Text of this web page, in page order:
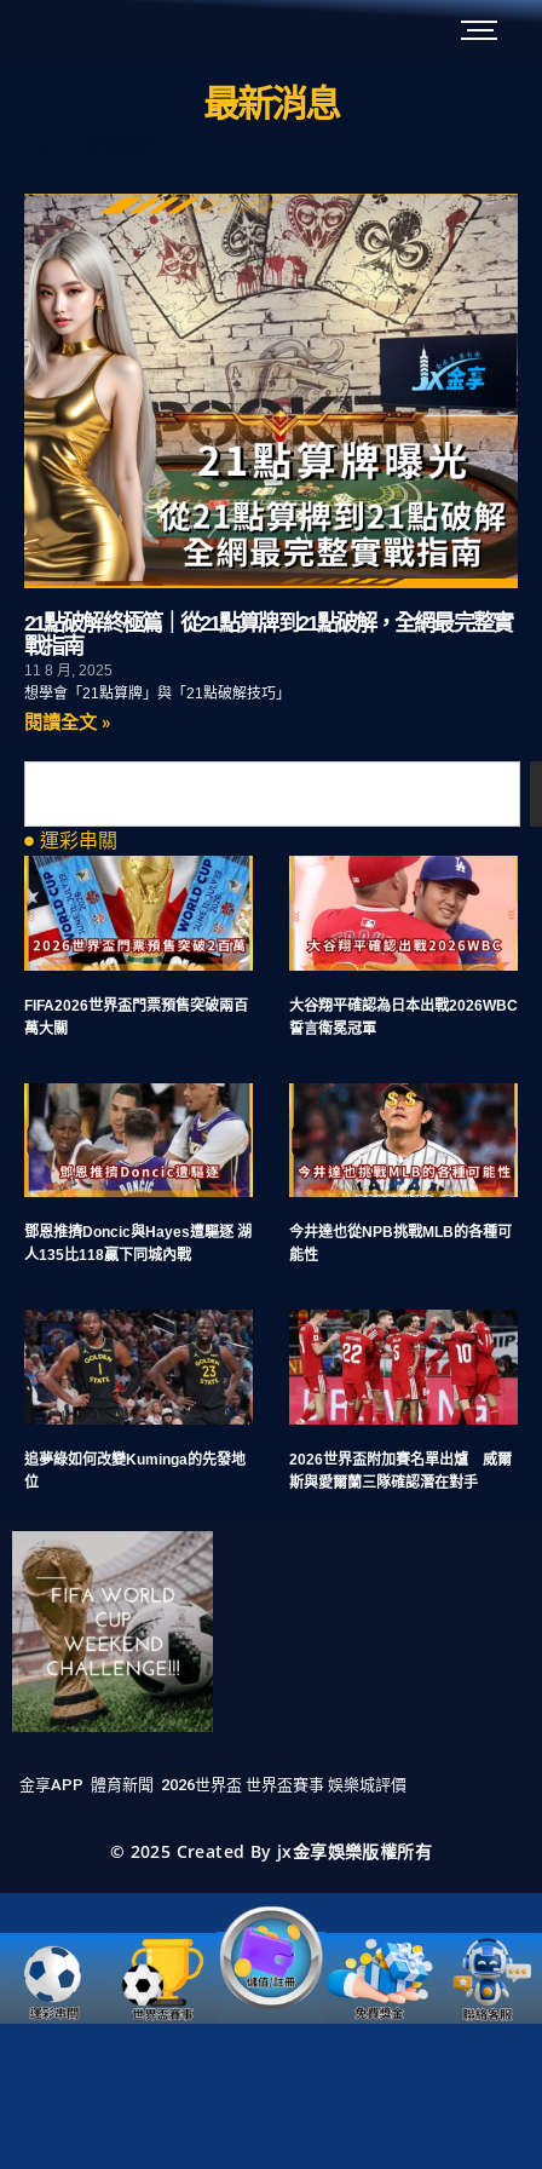
最新消息
21點破解終極篇｜從21點算牌到21點破解，全網最完整實
戰指南
11 8 月, 2025
想學會「21點算牌」與「21點破解技巧」
閱讀全文 »
運彩串關
FIFA2026世界盃門票預售突破兩百
萬大關
大谷翔平確認為日本出戰2026WBC
誓言衛冕冠軍
鄧恩推擠Doncic與Hayes遭驅逐 湖
人135比118贏下同城內戰
今井達也從NPB挑戰MLB的各種可
能性
追夢綠如何改變Kuminga的先發地
位
2026世界盃附加賽名單出爐 威爾
斯與愛爾蘭三隊確認潛在對手
金享APP 體育新聞 2026世界盃 世界盃賽事 娛樂城評價
© 2025 Created By jx金享娛樂版權所有